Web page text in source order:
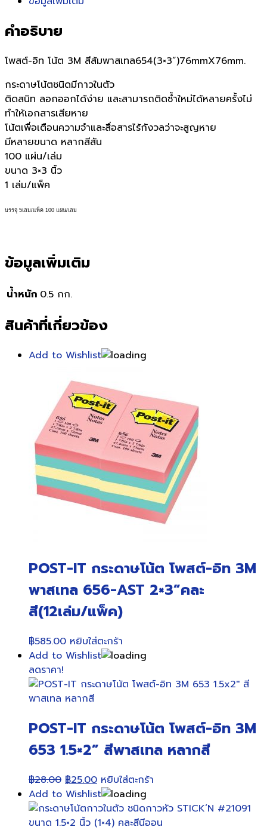
คำอธิบาย
โพสต์-อิท โน้ต 3M สีส้มพาสเทล654(3×3”)76mmX76mm.
กระดาษโน้ตชนิดมีกาวในตัว
ติดสนิท ลอกออกได้ง่าย และสามารถติดซ้ำใหม่ได้หลายครั้งไม่
ทำให้เอกสารเสียหาย
โน้ตเพื่อเตือนความจำและสื่อสารไร้กังวลว่าจะสูญหาย
มีหลายขนาด หลากสีสัน
100 แผ่น/เล่ม
ขนาด 3×3 นิ้ว
1 เล่ม/แพ็ค
บรรจุ 5เล่ม/แพ็ค 100 แผ่น/เล่ม
ข้อมูลเพิ่มเติม
น้ำหนัก 0.5 กก.
สินค้าที่เกี่ยวข้อง
Add to Wishlist
POST-IT กระดาษโน้ต โพสต์-อิท 3M
พาสเทล 656-AST 2×3”คละ
สี(12เล่ม/แพ็ค)
฿585.00 หยิบใส่ตะกร้า
Add to Wishlist
ลดราคา!
POST-IT กระดาษโน้ต โพสต์-อิท 3M
653 1.5×2” สีพาสเทล หลากสี
฿28.00 Original
price
was:
฿28.00.
฿25.00Current
price
is:
฿25.00.
หยิบใส่ตะกร้า
Add to Wishlist